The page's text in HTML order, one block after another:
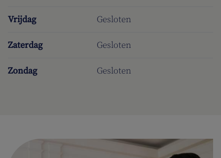
Vrijdag Gesloten
Zaterdag Gesloten
Zondag Gesloten